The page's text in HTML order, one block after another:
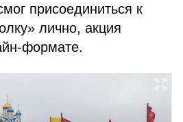
присоединиться к
лично, акция
формате.